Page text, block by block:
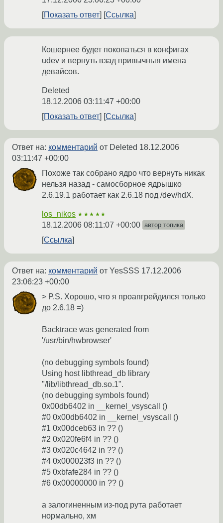
Показать ответ
Ссылка
Кошернее будет покопаться в конфигах
udev и вернуть взад привычныя имена
девайсов.
Deleted
18.12.2006 03:11:47 +00:00
Показать ответ
Ссылка
Ответ на: комментарий от Deleted 18.12.2006
03:11:47 +00:00
Похоже так собрано ядро что вернуть никак
нельзя назад - самосборное ядрышко
2.6.19.1 работает как 2.6.18 под /dev/hdX.
los_nikos ★★★★★
18.12.2006 08:11:07 +00:00 автор топика
Ссылка
Ответ на: комментарий от YesSSS 17.12.2006
23:06:23 +00:00
> P.S. Хорошо, что я проапгрейдился только
до 2.6.18 =)
Backtrace was generated from
'/usr/bin/hwbrowser'
(no debugging symbols found)
Using host libthread_db library
"/lib/libthread_db.so.1".
(no debugging symbols found)
0x00db6402 in __kernel_vsyscall ()
#0 0x00db6402 in __kernel_vsyscall ()
#1 0x00dceb63 in ?? ()
#2 0x020fe6f4 in ?? ()
#3 0x020c4642 in ?? ()
#4 0x000023f3 in ?? ()
#5 0xbfafe284 in ?? ()
#6 0x00000000 in ?? ()
а залогиненным из-под рута работает
нормально, хм